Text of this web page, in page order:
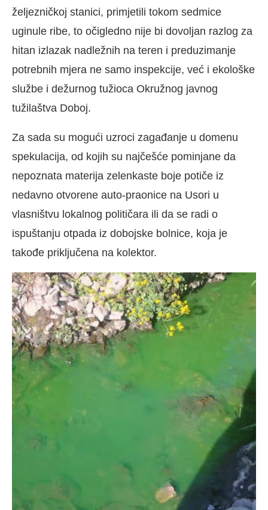
željezničkoj stanici, primjetili tokom sedmice
uginule ribe, to očigledno nije bi dovoljan razlog za
hitan izlazak nadležnih na teren i preduzimanje
potrebnih mjera ne samo inspekcije, već i ekološke
službe i dežurnog tužioca Okružnog javnog
tužilaštva Doboj.
Za sada su mogući uzroci zagađanje u domenu
spekulacija, od kojih su najčešće pominjane da
nepoznata materija zelenkaste boje potiče iz
nedavno otvorene auto-praonice na Usori u
vlasništvu lokalnog političara ili da se radi o
ispuštanju otpada iz dobojske bolnice, koja je
takođe priključena na kolektor.